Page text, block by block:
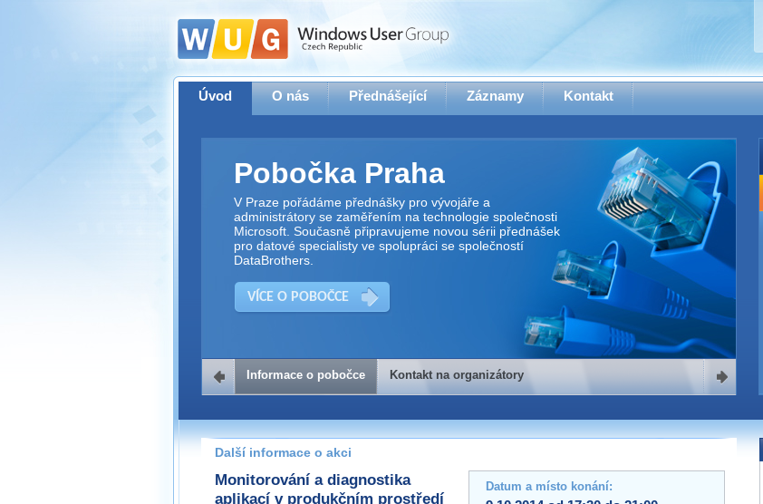
Úvod O nás Přednášející Záznamy Kontakt
Pobočka Praha
V Praze pořádáme přednášky pro vývojáře a
administrátory se zaměřením na technologie společnosti
Microsoft. Současně připravujeme novou sérii přednášek
pro datové specialisty ve spolupráci se společností
DataBrothers.
VÍCE O POBOČCE
Kontakt na organizátory
Pokud máte jakýkoliv dotaz na organizátory této akce,
prosím neváhejte nás kontaktovat na e-mailu:
praha@wug.cz
Informace o pobočce Kontakt na organizátory
Další informace o akci
Monitorování a diagnostika
aplikací v produkčním prostředí
Datum a místo konání: